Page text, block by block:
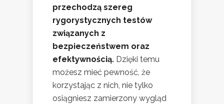
przechodzą szereg
rygorystycznych testów
związanych z
bezpieczeństwem oraz
efektywnością. Dzięki temu
możesz mieć pewność, że
korzystając z nich, nie tylko
osiągniesz zamierzony wygląd